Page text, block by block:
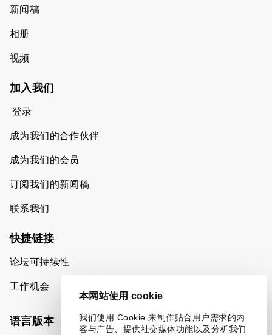
本网站使用 cookie
我们使用 Cookie 来制作贴合用户需求的内
容与广告、提供社交媒体功能以及分析我们
新闻稿
相册
视频
加入我们
登录
成为我们的合作伙伴
成为我们的会员
订阅我们的新闻稿
联系我们
快捷链接
论坛可持续性
工作机会
语言版本